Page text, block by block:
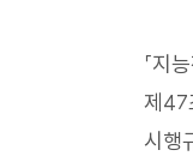
「지
제47
시행